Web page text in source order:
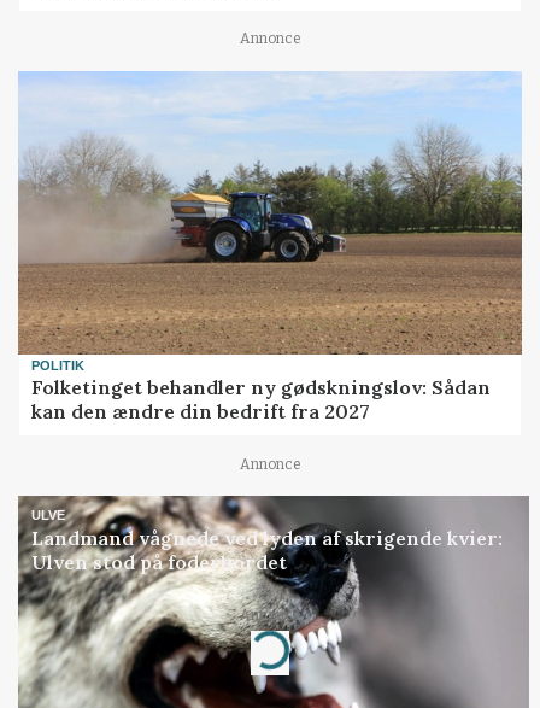
Annonce
POLITIK
Folketinget behandler ny gødskningslov: Sådan
kan den ændre din bedrift fra 2027
Annonce
ULVE
Landmand vågnede ved lyden af skrigende kvier:
Ulven stod på foderbordet
Annonce
Loading...